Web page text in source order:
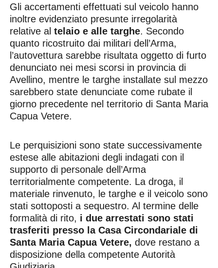
Gli accertamenti effettuati sul veicolo hanno
inoltre evidenziato presunte irregolarità
relative al telaio e alle targhe. Secondo
quanto ricostruito dai militari dell’Arma,
l’autovettura sarebbe risultata oggetto di furto
denunciato nei mesi scorsi in provincia di
Avellino, mentre le targhe installate sul mezzo
sarebbero state denunciate come rubate il
giorno precedente nel territorio di Santa Maria
Capua Vetere.
Le perquisizioni sono state successivamente
estese alle abitazioni degli indagati con il
supporto di personale dell’Arma
territorialmente competente. La droga, il
materiale rinvenuto, le targhe e il veicolo sono
stati sottoposti a sequestro. Al termine delle
formalità di rito, i due arrestati sono stati
trasferiti presso la Casa Circondariale di
Santa Maria Capua Vetere, dove restano a
disposizione della competente Autorità